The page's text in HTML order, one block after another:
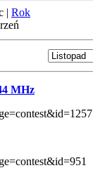
| Rok
MHz